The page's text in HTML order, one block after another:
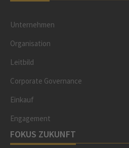
Unternehmen
Organisation
Leitbild
Corporate Governance
Einkauf
Engagement
FOKUS ZUKUNFT